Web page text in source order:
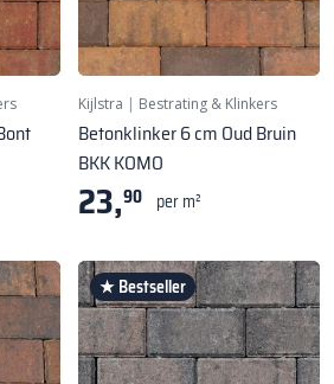
Kijlstra | Bestrating & Klinkers
Betonklinker 6 cm Oud Bruin
BKK KOMO
23,90 per m²
★ Bestseller